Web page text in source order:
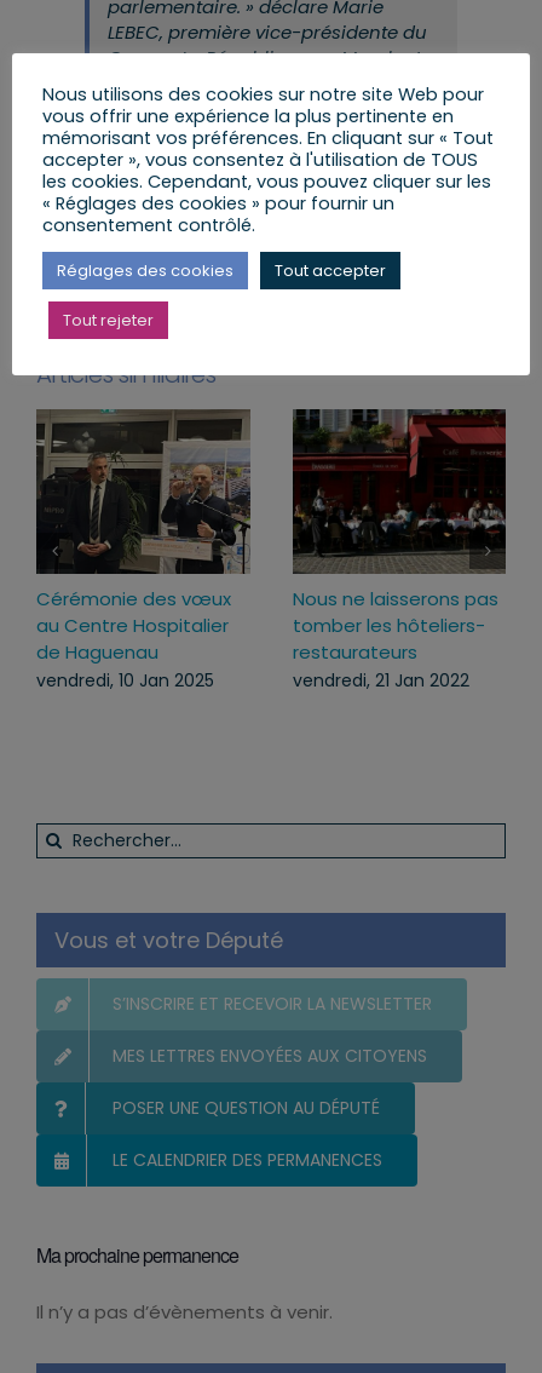
parlementaire. » déclare Marie
LEBEC, première vice-présidente du
Groupe La République en Marche !
et responsable du texte.
Partager cet article
Facebook LinkedIn
Email
Articles similaires
Cérémonie des vœux
au Centre Hospitalier
de Haguenau
vendredi, 10 Jan 2025
Nous ne laisserons pas
tomber les hôteliers-
restaurateurs
vendredi, 21 Jan 2022
Rechercher:
Vous et votre Député
S’INSCRIRE ET RECEVOIR LA NEWSLETTER
MES LETTRES ENVOYÉES AUX CITOYENS
POSER UNE QUESTION AU DÉPUTÉ
LE CALENDRIER DES PERMANENCES
Ma prochaine permanence
Notice
Il n’y a pas d’évènements à venir.
Nous utilisons des cookies sur notre site Web pour
vous offrir une expérience la plus pertinente en
mémorisant vos préférences. En cliquant sur « Tout
accepter », vous consentez à l'utilisation de TOUS
les cookies. Cependant, vous pouvez cliquer sur les
« Réglages des cookies » pour fournir un
consentement contrôlé.
Réglages des cookies Tout accepter
Tout rejeter